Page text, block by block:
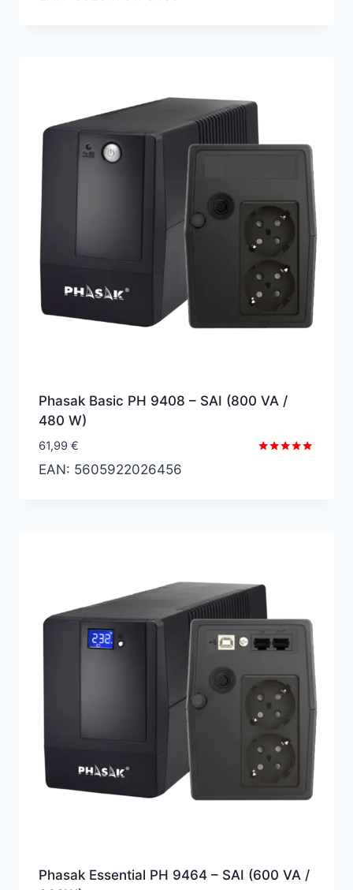
Phasak Basic PH 9408 – SAI (800 VA /
480 W)
61,99 €
EAN: 5605922026456
Phasak Essential PH 9464 – SAI (600 VA /